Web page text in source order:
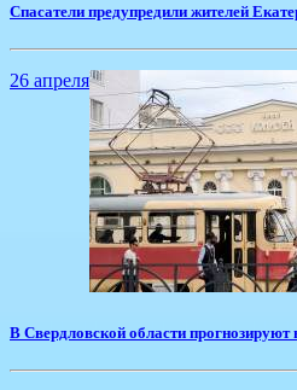
Спасатели предупредили жителей
26 апреля
​В Свердловской области